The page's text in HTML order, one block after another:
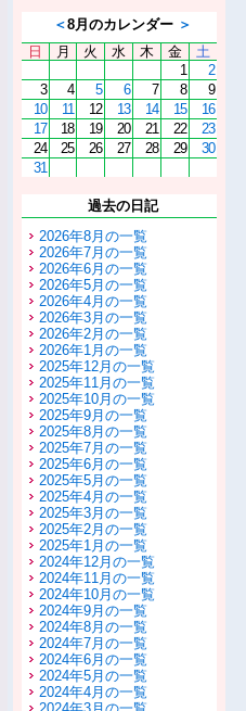
＜8月のカレンダー ＞
日
月 火 水 木 金
土
1
2
3
4 5 6 7 8
9
10
11 12 13 14 15
16
17
18 19 20 21 22
23
24
25 26 27 28 29
30
31
過去の日記
2026年8月の一覧
2026年7月の一覧
2026年6月の一覧
2026年5月の一覧
2026年4月の一覧
2026年3月の一覧
2026年2月の一覧
2026年1月の一覧
2025年12月の一覧
2025年11月の一覧
2025年10月の一覧
2025年9月の一覧
2025年8月の一覧
2025年7月の一覧
2025年6月の一覧
2025年5月の一覧
2025年4月の一覧
2025年3月の一覧
2025年2月の一覧
2025年1月の一覧
2024年12月の一覧
2024年11月の一覧
2024年10月の一覧
2024年9月の一覧
2024年8月の一覧
2024年7月の一覧
2024年6月の一覧
2024年5月の一覧
2024年4月の一覧